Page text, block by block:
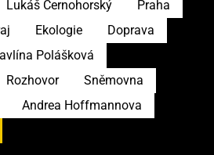
Lukáš Černohorský
Praha
Ekologie
Doprava
Polášková
Rozhovor
Sněmovna
Andrea Hoffmannova